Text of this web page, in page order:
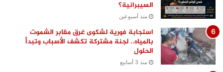
السيبرانية؟
منذ أسبوعين
استجابة فورية لشكوى غرق مقابر الشموت
بالمياه.. لجنة مشتركة تكشف الأسباب وتبدأ
الحلول
منذ 3 أسابيع